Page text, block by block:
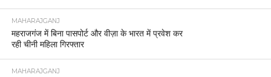
MAHARAJGANJ
महराजगंज में बिना पासपोर्ट और वीज़ा के भारत में प्रवेश कर
रही चीनी महिला गिरफ्तार
MAHARAJGANJ